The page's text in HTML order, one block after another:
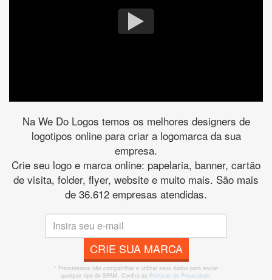
Na We Do Logos temos os melhores designers de
logotipos online para criar a logomarca da sua
empresa.
Crie seu logo e marca online: papelaria, banner, cartão
de visita, folder, flyer, website e muito mais. São mais
de 36.612 empresas atendidas.
CRIE SUA MARCA
* Prometemos não compartilhar e utilizar seus dados para enviar
qualquer tipo de SPAM. Confira as Políticas de Privacidade.